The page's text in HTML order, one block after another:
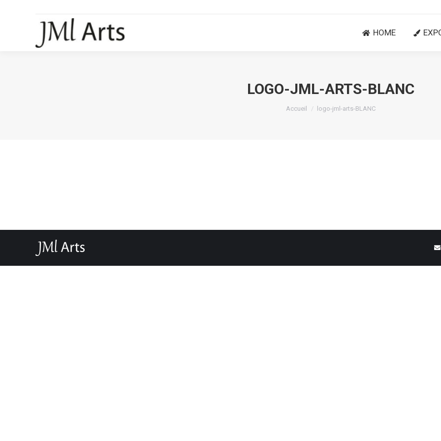
HOME
LOGO-JML-ARTS-BLANC
Vous êtes ici :
Accueil logo-jml-arts-BLANC
HOME